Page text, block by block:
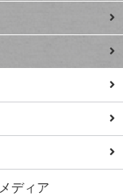
ディア